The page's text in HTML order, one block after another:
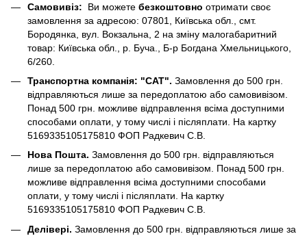
Самовивіз: Ви можете безкоштовно отримати своє
замовлення за адресою: 07801, Київська обл., смт.
Бородянка, вул. Вокзальна, 2 на зміну малогабаритний
товар: Київська обл., р. Буча., Б-р Богдана Хмельницького,
6/260.
Транспортна компанія: "САТ". Замовлення до 500 грн.
відправляються лише за передоплатою або самовивізом.
Понад 500 грн. можливе відправлення всіма доступними
способами оплати, у тому числі і післяплати. На картку
5169335105175810 ФОП Радкевич С.В.
Нова Пошта. Замовлення до 500 грн. відправляються
лише за передоплатою або самовивізом. Понад 500 грн.
можливе відправлення всіма доступними способами
оплати, у тому числі і післяплати. На картку
5169335105175810 ФОП Радкевич С.В.
Делівері. Замовлення до 500 грн. відправляються лише за